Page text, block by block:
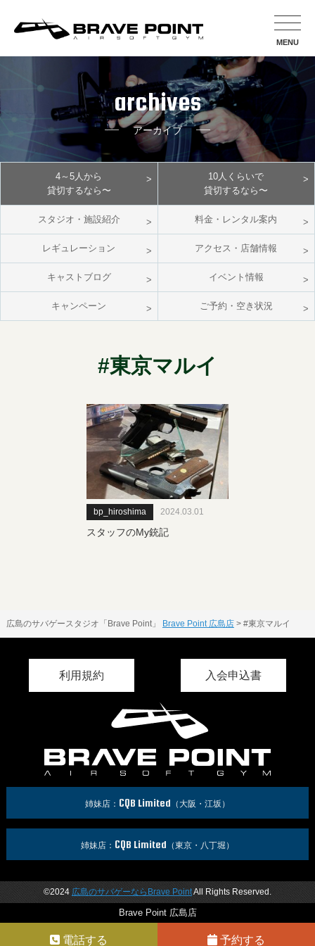
MENU
archives
アーカイブ
4～5人から
貸切するなら〜
10人くらいで
貸切するなら〜
スタジオ・施設紹介 料金・レンタル案内
レギュレーション アクセス・店舗情報
キャストブログ イベント情報
キャンペーン ご予約・空き状況
Brave Point 広島店
電話する 予約する
#東京マルイ
bp_hiroshima 2024.03.01
スタッフのMy銃記
広島のサバゲースタジオ「Brave Point」 Brave Point 広島店> #東京マルイ
利用規約 入会申込書
姉妹店： CQB Limited （大阪・江坂）
姉妹店： CQB Limited （東京・八丁堀）
©2024 広島のサバゲーならBrave PointAll Rights Reserved.